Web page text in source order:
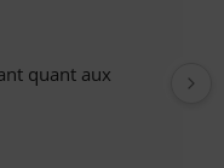
quant aux